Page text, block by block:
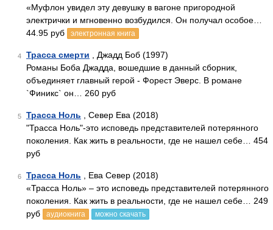
«Муфлон увидел эту девушку в вагоне пригородной
электрички и мгновенно возбудился. Он получал особое…
44.95 руб
электронная книга
4 Трасса смерти , Джадд Боб (1997)
Романы Боба Джадда, вошедшие в данный сборник,
объединяет главный герой - Форест Эверс. В романе
`Финикс` он… 260 руб
5 Трасса Ноль , Север Ева (2018)
"Трасса Ноль"-это исповедь представителей потерянного
поколения. Как жить в реальности, где не нашел себе… 454
руб
6 Трасса Ноль , Ева Север (2018)
«Трасса Ноль» – это исповедь представителей потерянного
поколения. Как жить в реальности, где не нашел себе… 249
руб
аудиокнига можно скачать